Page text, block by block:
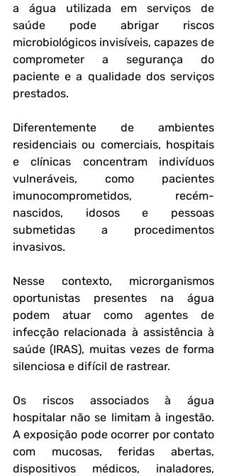
a água utilizada em serviços de
saúde pode abrigar riscos
microbiológicos invisíveis, capazes de
comprometer a segurança do
paciente e a qualidade dos serviços
prestados.
Diferentemente de ambientes
residenciais ou comerciais, hospitais
e clínicas concentram indivíduos
vulneráveis, como pacientes
imunocomprometidos, recém-
nascidos, idosos e pessoas
submetidas a procedimentos
invasivos.
Nesse contexto, microrganismos
oportunistas presentes na água
podem atuar como agentes de
infecção relacionada à assistência à
saúde (IRAS), muitas vezes de forma
silenciosa e difícil de rastrear.
Os riscos associados à água
hospitalar não se limitam à ingestão.
A exposição pode ocorrer por contato
com mucosas, feridas abertas,
dispositivos médicos, inaladores,